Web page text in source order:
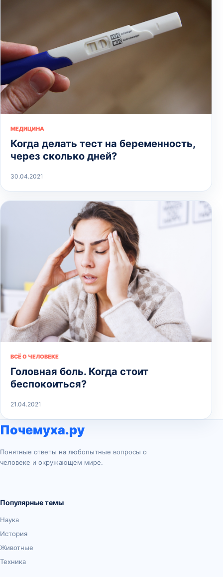
МЕДИЦИНА
Когда делать тест на беременность,
через сколько дней?
30.04.2021
ВСЁ О ЧЕЛОВЕКЕ
Головная боль. Когда стоит
беспокоиться?
21.04.2021
Почемуха.ру
Понятные ответы на любопытные вопросы о
человеке и окружающем мире.
Популярные темы
Наука
История
Животные
Техника